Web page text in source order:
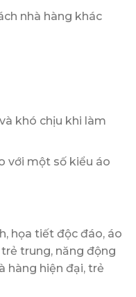
nhà hàng khác
khó chịu khi làm
với một số kiểu áo
họa tiết độc đáo, áo
trung, năng động
hàng hiện đại, trẻ